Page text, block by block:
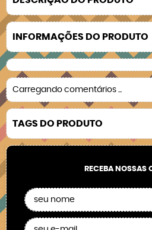
INFORMAÇÕES DO PRODUTO
Carregando comentários ...
TAGS DO PRODUTO
RECEBA NOSSAS